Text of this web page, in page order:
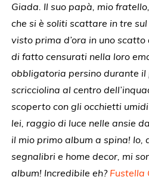
Giada. Il suo papà, mio
che si è soliti scattare in tre
visto prima d’ora in uno
di fatto censurati nella loro
obbligatoria persino durante il
scricciolina al centro
scoperto con gli occhietti
lei, raggio di luce nelle ansie
il mio primo album a spina! Io,
segnalibri e home decor, mi
album! Incredibile eh? Fustella